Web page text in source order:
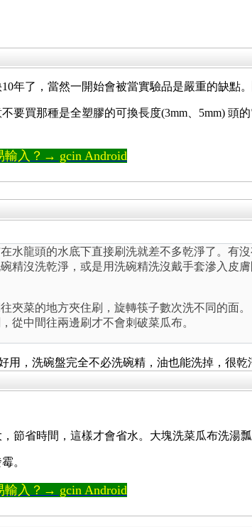
年了，當然一開始會被當實驗品是嚴重的缺點。
要買那種是全塑膠的可換長度(3mm、5mm)
輸入？→ gcin Android
水龍頭的水底下直接刷洗就差不多乾淨了。有
精沒洗乾淨，或是用洗碗精洗沒戴手套滲入皮
夾菜的地方夾住刷，旋轉筷子數次洗不同的面。
從中間往兩邊刷才不會刺破菜瓜布。
，洗碗盤完全不必洗碗精，油也能洗掉，很乾
節省時間，這樣才會省水。大塊洗菜瓜布洗湯
。
輸入？→ gcin Android